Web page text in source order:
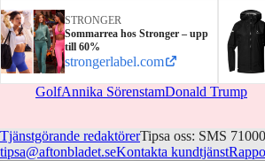
STRONGER
Sommarrea hos Stronger – upp
till 60%
strongerlabel.com
GolfAnnika SörenstamDonald Trump
Tjänstgörande redaktörerTipsa oss: SMS
tipsa@aftonbladet.seKontakta kundtjänst